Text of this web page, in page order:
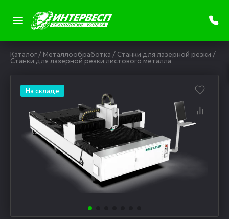
Каталог/ Металлообработка / Станки для лазерной резки /
Станки для лазерной резки листового металла
На складе